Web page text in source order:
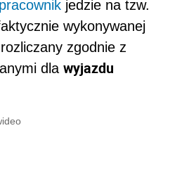
pracownik jedzie na tzw.
wykonywanej
zgodnie z
dla wyjazdu